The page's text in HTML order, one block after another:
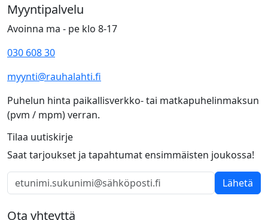
Myyntipalvelu
Avoinna ma - pe klo 8-17
030 608 30
myynti@rauhalahti.fi
Puhelun hinta paikallisverkko- tai matkapuhelinmaksun
(pvm / mpm) verran.
Tilaa uutiskirje
Saat tarjoukset ja tapahtumat ensimmäisten joukossa!
Lähetä
Ota yhteyttä